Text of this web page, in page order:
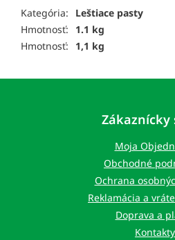
Kategória:
Leštiace pasty
Hmotnosť:
1.1 kg
Hmotnosť:
1,1 kg
Zákaznícky
Moja
Obchodné
Ochrana
Reklamácia a
Doprava a
Kontakty